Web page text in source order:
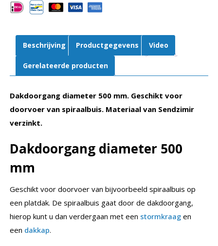
Beschrijving Productgegevens Video
Gerelateerde producten
Dakdoorgang diameter 500 mm. Geschikt voor
doorvoer van spiraalbuis. Materiaal van Sendzimir
verzinkt.
Dakdoorgang diameter 500
mm
Geschikt voor doorvoer van bijvoorbeeld spiraalbuis op
een platdak. De spiraalbuis gaat door de dakdoorgang,
hierop kunt u dan verdergaan met een stormkraag en
een dakkap.